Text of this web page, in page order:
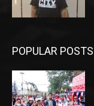
POPULAR POSTS